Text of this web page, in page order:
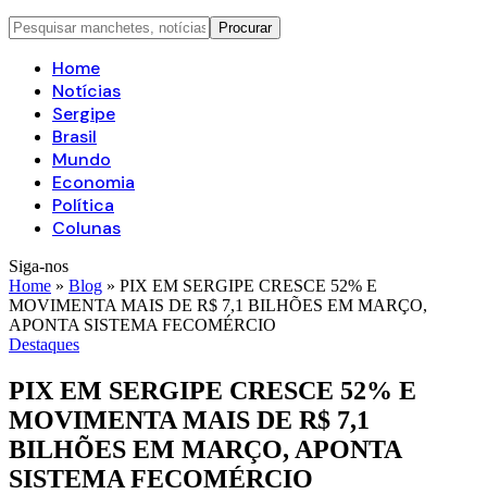
Home
Notícias
Sergipe
Brasil
Mundo
Economia
Política
Colunas
Siga-nos
Home » Blog » PIX EM SERGIPE CRESCE 52% E
MOVIMENTA MAIS DE R$ 7,1 BILHÕES EM MARÇO,
APONTA SISTEMA FECOMÉRCIO
Destaques
PIX EM SERGIPE CRESCE 52% E
MOVIMENTA MAIS DE R$ 7,1
BILHÕES EM MARÇO, APONTA
SISTEMA FECOMÉRCIO